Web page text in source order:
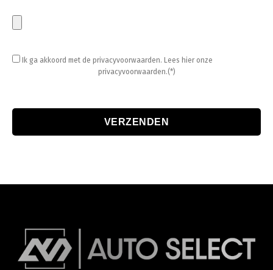
Ik ga akkoord met de privacyvoorwaarden. Lees hier onze
privacyvoorwaarden.(*)